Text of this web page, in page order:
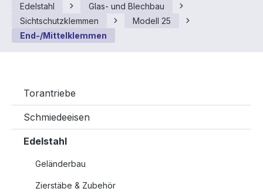
Edelstahl
Glas- und Blechbau
Sichtschutzklemmen
Modell 25
End-/Mittelklemmen
Torantriebe
Schmiedeeisen
Edelstahl
Geländerbau
Zierstäbe & Zubehör